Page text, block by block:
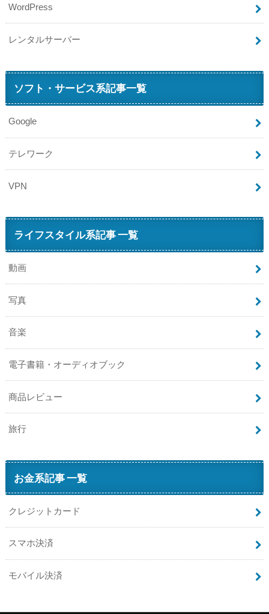
WordPress
レンタルサーバー
ソフト・サービス系記事一覧
Google
テレワーク
VPN
ライフスタイル系記事 一覧
動画
写真
音楽
電子書籍・オーディオブック
商品レビュー
旅行
お金系記事 一覧
クレジットカード
スマホ決済
モバイル決済